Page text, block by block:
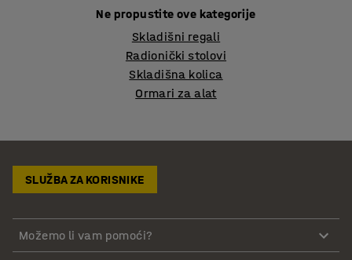
Ne propustite ove kategorije
Skladišni regali
Radionički stolovi
Skladišna kolica
Ormari za alat
SLUŽBA ZA KORISNIKE
Možemo li vam pomoći?